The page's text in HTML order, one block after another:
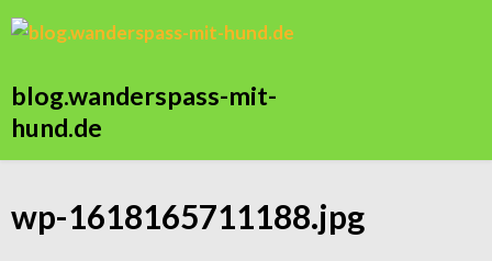
blog.wanderspass-mit-
hund.de
wp-1618165711188.jpg